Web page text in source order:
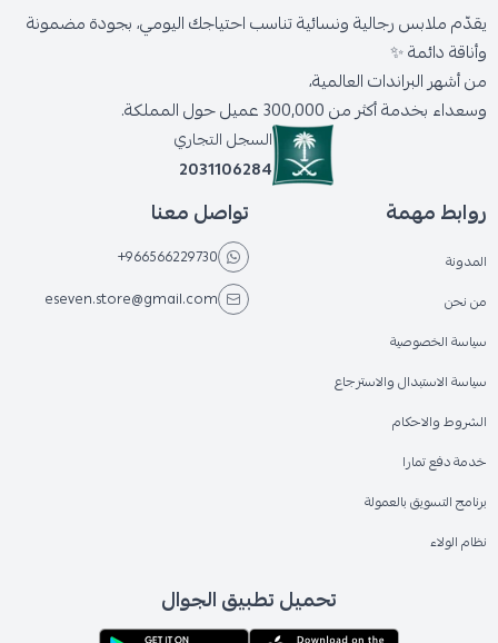
يقدّم ملابس رجالية ونسائية تناسب احتياجك اليومي، بجودة مضمونة
وأناقة دائمة ✨
من أشهر البراندات العالمية،
وسعداء بخدمة أكثر من 300,000 عميل حول المملكة.
السجل التجاري
2031106284
روابط مهمة
المدونة
من نحن
سياسة الخصوصية
سياسة الاستبدال والاسترجاع
الشروط والاحكام
خدمة دفع تمارا
برنامج التسويق بالعمولة
نظام الولاء
تواصل معنا
+966566229730
eseven.store@gmail.com
تحميل تطبيق الجوال